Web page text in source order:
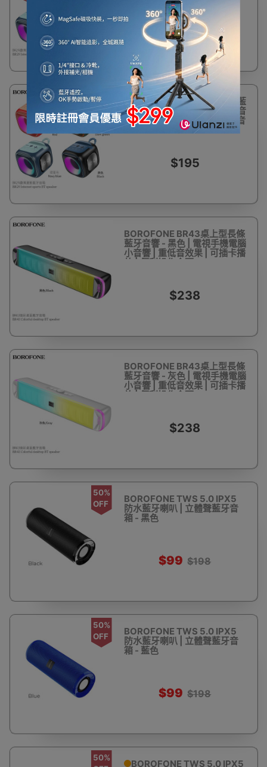
$195
BOROFONE BR29 趣博運動藍
牙音箱 - 紅色 | 隨身攜帶無線音
響 | 支援TF卡U盤模式 ​​| 高質音
訊體驗 | 防水耐壓設計
$195
BOROFONE BR43桌上型長條
藍牙音響 - 黑色 | 電視手機電腦
小音響 | 重低音效果 | 可插卡播
放 | 便利操作介面
$238
BOROFONE BR43桌上型長條
藍牙音響 - 灰色 | 電視手機電腦
小音響 | 重低音效果 | 可插卡播
放 | 便利操作介面
$238
50%
OFF
BOROFONE TWS 5.0 IPX5
防水藍牙喇叭 | 立體聲藍牙音
箱 - 黑色
$99 $198
50%
OFF
BOROFONE TWS 5.0 IPX5
防水藍牙喇叭 | 立體聲藍牙音
箱 - 藍色
$99 $198
50%
BOROFONE TWS 5.0 IPX5